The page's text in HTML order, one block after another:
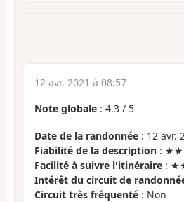
12 avr. 2021 à 08:57
Note globale : 4.3 / 5
Date de la randonnée : 12 avr.
Fiabilité de la description :
Facilité à suivre l'itinéraire :
Intérêt du circuit de
Circuit très fréquenté : Non